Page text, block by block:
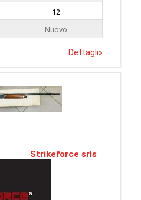
12
Nuovo
Dettagli»
Strikeforce srls